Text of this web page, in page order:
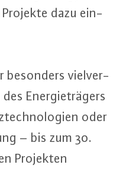
Projekte dazu ein­
besonders viel­ver­
En­er­gie­trä­gers
oder
– bis zum 30.
Projekten